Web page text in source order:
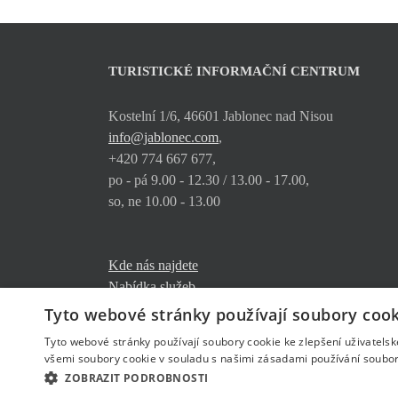
TURISTICKÉ INFORMAČNÍ CENTRUM
Kostelní 1/6, 46601 Jablonec nad Nisou
info@jablonec.com,
+420 774 667 677,
po - pá 9.00 - 12.30 / 13.00 - 17.00,
so, ne 10.00 - 13.00
Kde nás najdete
Nabídka služeb
Ke stažení
© Copyrightjablonec.com
Tyto webové stránky používají soubory
Tyto webové stránky používají soubory cookie ke zlepšení
všemi soubory cookie v souladu s našimi zásadami používání
ZOBRAZIT PODROBNOSTI